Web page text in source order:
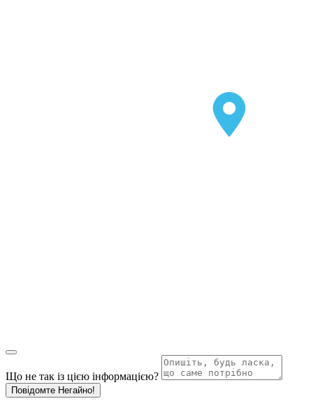
Що не так із цією інформацією?
Повідомте Негайно!